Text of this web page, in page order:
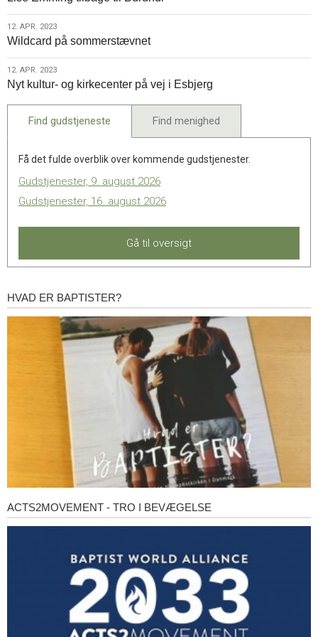
2023
12.
apr.
2023
12. APR. 2023
Wildcard på sommerstævnet
12.
apr.
2023
12. APR. 2023
Nyt kultur- og kirkecenter på vej i Esbjerg
Find gudstjeneste Find menighed
Få det fulde overblik over kommende gudstjenester.
Gudstjenester, 9. august 2026
Gudstjenester, 16. august 2026
Gå til oversigt
Hvad
er
HVAD ER BAPTISTER?
Acts2Movement
-
ACTS2MOVEMENT - TRO I BEVÆGELSE